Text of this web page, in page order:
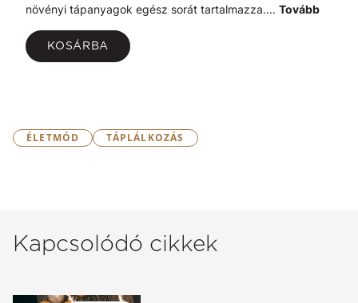
növényi tápanyagok egész sorát tartalmazza.... Tovább
KOSÁRBA
ÉLETMÓD TÁPLÁLKOZÁS
Kapcsolódó cikkek